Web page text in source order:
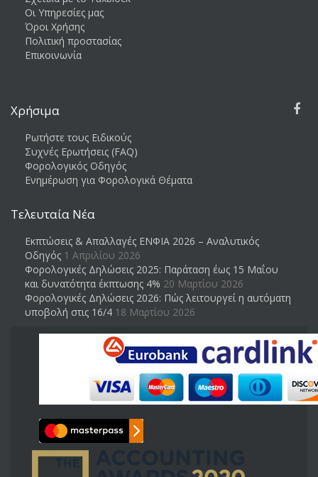
Οι Υπηρεσίες μας
Όροι Χρήσης
Πολιτική προστασίας
Επικοινωνία
Χρήσιμα
Ρωτήστε τους Ειδικούς
Συχνές Ερωτήσεις (FAQ)
Φορολογικός Οδηγός
Ενημέρωση για Φορολογικά Θέματα
Τελευταία Νέα
Εκπτώσεις & Απαλλαγές ΕΝΦΙΑ 2026 – Αναλυτικός
Οδηγός 1 Απριλίου 2026
Φορολογικές Δηλώσεις 2025: Παράταση έως 15 Μαΐου
και δυνατότητα έκπτωσης 4% 20 Μαρτίου 2026
Φορολογικές Δηλώσεις 2026: Πώς λειτουργεί η αυτόματη
υποβολή στις 16/4 18 Μαρτίου 2026